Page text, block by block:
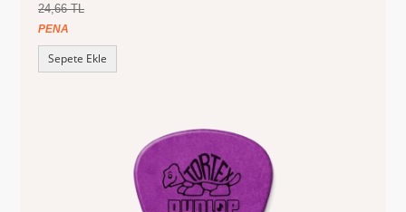
24,66 TL
PENA
Sepete Ekle